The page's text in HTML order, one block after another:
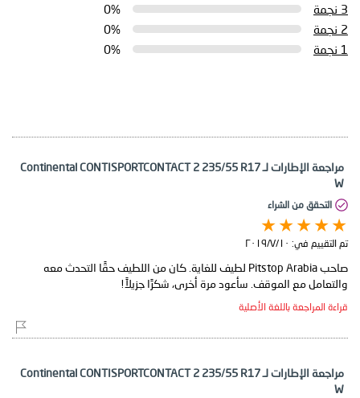
3 نجمة
0%
2 نجمة
0%
1 نجمة
0%
مراجعة الإطارات لـ Continental CONTISPORTCONTACT 2 235/55 R17
W
التحقق من الشراء
تم التقييم في: ١٠‏/٧‏/٢٠١٩
صاحب Pitstop Arabia لطيف للغاية. كان من اللطيف حقًا التحدث معه
والتعامل مع الموقف. سأعود مرة أخرى، شكرًا جزيلاً!
قراءة المراجعة باللغة الأصلية
مراجعة الإطارات لـ Continental CONTISPORTCONTACT 2 235/55 R17
W